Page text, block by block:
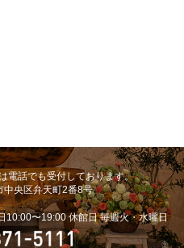
電話でも受付しております。
央区弁天町2番8号
10:00〜19:00 休館日 毎週火・水曜日